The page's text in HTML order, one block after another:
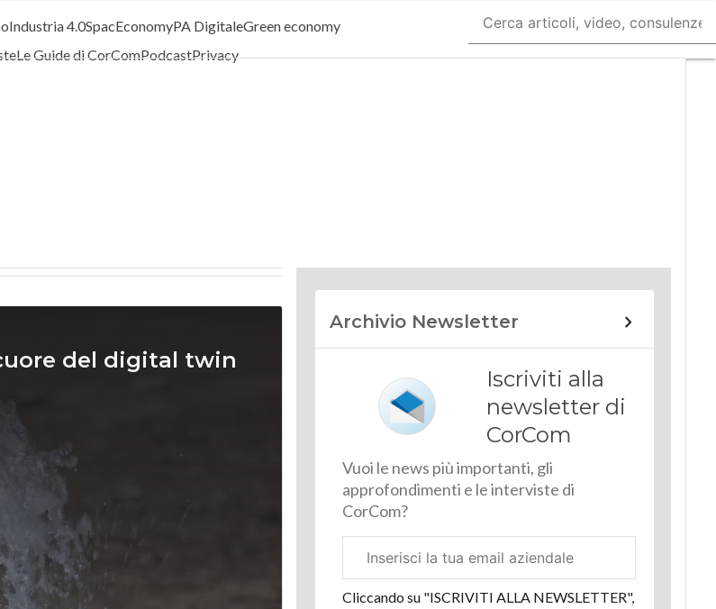
Industria 4.0SpacEconomyPA DigitaleGreen economy
Le Guide di CorComPodcastPrivacy
del digital twin
Archivio Newsletter
Iscriviti alla
newsletter di
CorCom
Vuoi le news più importanti, gli
approfondimenti e le interviste di
CorCom?
aziendale
Cliccando su "ISCRIVITI ALLA NEWSLETTER",